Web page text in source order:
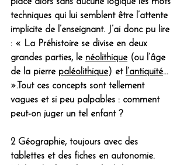
place alors sans aucune logique les mots
techniques qui lui semblent être l’attente
implicite de l’enseignant. J’ai donc pu lire
: « La Préhistoire se divise en deux
grandes parties, le néolithique (ou l’âge
de la pierre paléolithique) et l’antiquité...
».Tout ces concepts sont tellement
vagues et si peu palpables : comment
peut-on juger un tel enfant ?
2 Géographie, toujours avec des
tablettes et des fiches en autonomie.